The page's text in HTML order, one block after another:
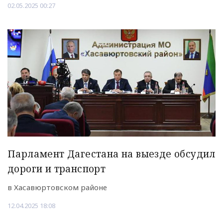
02.05.2025 00:27
Парламент Дагестана на выезде обсудил
дороги и транспорт
в Хасавюртовском районе
12.04.2025 18:08